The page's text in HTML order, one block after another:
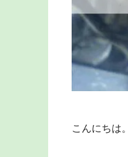
こんにちは